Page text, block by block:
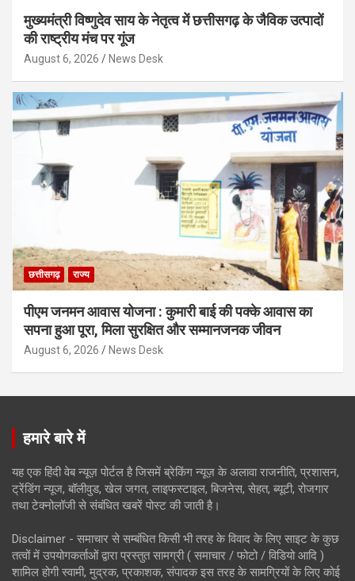
मुख्यमंत्री विष्णुदेव साय के नेतृत्व में छत्तीसगढ़ के जैविक उत्पादों
की राष्ट्रीय मंच पर गूंज
August 6, 2026 News Desk
छत्तीसगढ़ राज्य
पीएम जनमन आवास योजना : कुमारी बाई की पक्के आवास का
सपना हुआ पूरा, मिला सुरक्षित और सम्मानजनक जीवन
August 6, 2026 News Desk
हमारे बारे में
यह एक हिंदी वेब न्यूज़ पोर्टल है जिसमें ब्रेकिंग न्यूज़ के अलावा राजनीति, प्रशासन,
ट्रेंडिंग न्यूज, बॉलीवुड, खेल जगत, लाइफस्टाइल, बिजनेस, सेहत, ब्यूटी, रोजगार
तथा टेक्नोलॉजी से संबंधित खबरें पोस्ट की जाती है।
Disclaimer - समाचार से सम्बंधित किसी भी तरह के विवाद के लिए साइट के कुछ
तत्वों में उपयोगकर्ताओं द्वारा प्रस्तुत सामग्री ( समाचार / फोटो / विडियो आदि )
शामिल होगी स्वामी, मुद्रक, प्रकाशक, संपादक इस तरह के सामग्रियों के लिए कोई